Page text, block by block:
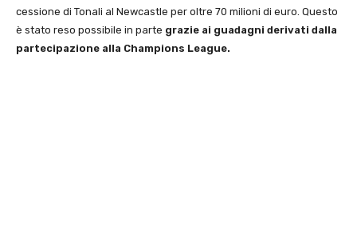
cessione di Tonali al Newcastle per oltre 70 milioni di euro. Questo
è stato reso possibile in parte grazie ai guadagni derivati dalla
partecipazione alla Champions League.